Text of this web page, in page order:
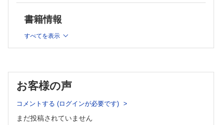
〈第15回〉患者の訴えを研究に導くオモテ・ウラ
（大井 一弥）
Gebaita?! 薬剤師の語ログ
〈第15回〉在宅は…，お好きですか？
（大西 伸幸）
薬剤師力の型 新たな思考と行動プランを手に入れろ！
（佐脇 久美 佐藤 史織）
薬剤師による地域活動 ─医療過疎地における薬局薬剤師の役割─
チ処方（平林 泰彦）
・コラム：ジョイクル ®関節注に安全性速報発出（小嶋 俊久）
・コラム：日本で初めてのMTX注射製剤であるメトジェクト ®
皮下注シリンジが承認（亀田 秀人）
・薬は減らせないの？ 疾患活動性と希望に応じて減薬を処方
・薬は減らせないの？ 患者さんの経済負担を考慮して処方変
更を処方医に相談する（越智 小枝）
書籍情報
すべてを表示
お客様の声
コメントする (ログインが必要です)
まだ投稿されていません